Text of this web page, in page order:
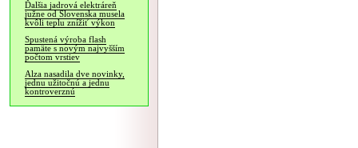
Ďalšia jadrová elektráreň
južne od Slovenska musela
kvôli teplu znížiť výkon
Spustená výroba flash
pamäte s novým najvyšším
počtom vrstiev
Alza nasadila dve novinky,
jednu užitočnú a jednu
kontroverznú